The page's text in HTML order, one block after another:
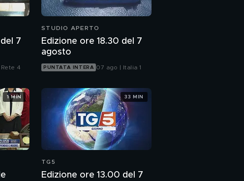
7
4
STUDIO APERTO
Edizione ore 18.30 del 7
agosto
PUNTATA INTERA 07 ago | Italia 1
1 MIN
TG5
Edizione ore 13.00 del 7
33 MIN